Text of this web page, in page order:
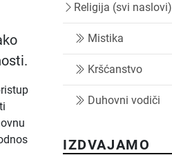
Religija (svi naslovi)
Mistika
Kršćanstvo
Duhovni vodiči
IZDVAJAMO